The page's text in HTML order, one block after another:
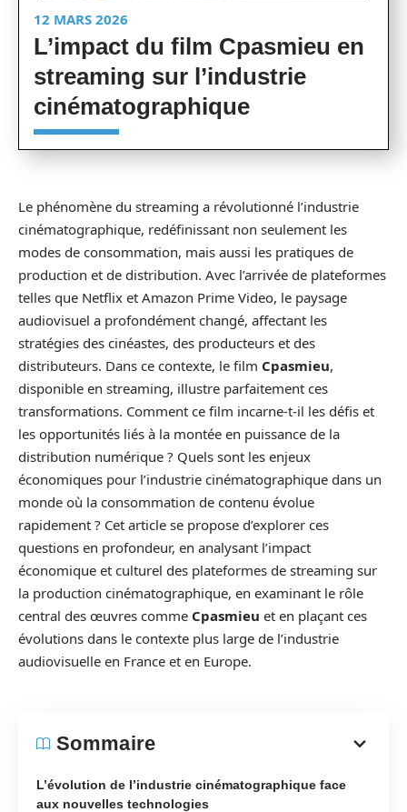
12 MARS 2026
L’impact du film Cpasmieu en
streaming sur l’industrie
cinématographique
Le phénomène du streaming a révolutionné l’industrie
cinématographique, redéfinissant non seulement les
modes de consommation, mais aussi les pratiques de
production et de distribution. Avec l’arrivée de plateformes
telles que Netflix et Amazon Prime Video, le paysage
audiovisuel a profondément changé, affectant les
stratégies des cinéastes, des producteurs et des
distributeurs. Dans ce contexte, le film Cpasmieu,
disponible en streaming, illustre parfaitement ces
transformations. Comment ce film incarne-t-il les défis et
les opportunités liés à la montée en puissance de la
distribution numérique ? Quels sont les enjeux
économiques pour l’industrie cinématographique dans un
monde où la consommation de contenu évolue
rapidement ? Cet article se propose d’explorer ces
questions en profondeur, en analysant l’impact
économique et culturel des plateformes de streaming sur
la production cinématographique, en examinant le rôle
central des œuvres comme Cpasmieu et en plaçant ces
évolutions dans le contexte plus large de l’industrie
audiovisuelle en France et en Europe.
Sommaire
L’évolution de l’industrie cinématographique face
aux nouvelles technologies